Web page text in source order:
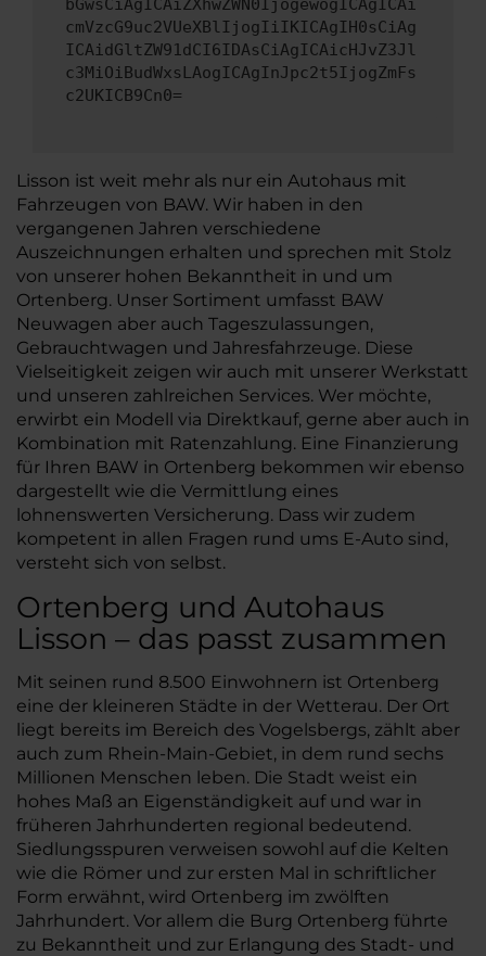
bGwsCiAgICAiZXhwZWN0IjogewogICAgICAi
cmVzcG9uc2VUeXBlIjogIiIKICAgIH0sCiAg
ICAidGltZW91dCI6IDAsCiAgICAicHJvZ3Jl
c3MiOiBudWxsLAogICAgInJpc2t5IjogZmFs
c2UKICB9Cn0=
Lisson ist weit mehr als nur ein Autohaus mit
Fahrzeugen von BAW. Wir haben in den
vergangenen Jahren verschiedene
Auszeichnungen erhalten und sprechen mit Stolz
von unserer hohen Bekanntheit in und um
Ortenberg. Unser Sortiment umfasst BAW
Neuwagen aber auch Tageszulassungen,
Gebrauchtwagen und Jahresfahrzeuge. Diese
Vielseitigkeit zeigen wir auch mit unserer Werkstatt
und unseren zahlreichen Services. Wer möchte,
erwirbt ein Modell via Direktkauf, gerne aber auch in
Kombination mit Ratenzahlung. Eine Finanzierung
für Ihren BAW in Ortenberg bekommen wir ebenso
dargestellt wie die Vermittlung eines
lohnenswerten Versicherung. Dass wir zudem
kompetent in allen Fragen rund ums E-Auto sind,
versteht sich von selbst.
Ortenberg und Autohaus
Lisson – das passt zusammen
Mit seinen rund 8.500 Einwohnern ist Ortenberg
eine der kleineren Städte in der Wetterau. Der Ort
liegt bereits im Bereich des Vogelsbergs, zählt aber
auch zum Rhein-Main-Gebiet, in dem rund sechs
Millionen Menschen leben. Die Stadt weist ein
hohes Maß an Eigenständigkeit auf und war in
früheren Jahrhunderten regional bedeutend.
Siedlungsspuren verweisen sowohl auf die Kelten
wie die Römer und zur ersten Mal in schriftlicher
Form erwähnt, wird Ortenberg im zwölften
Jahrhundert. Vor allem die Burg Ortenberg führte
zu Bekanntheit und zur Erlangung des Stadt- und